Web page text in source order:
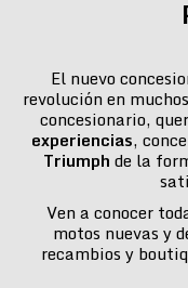
El nuevo
revolución en
concesionario,
experiencias,
Triumph de la
Ven a conocer
motos nuevas y
recambios y